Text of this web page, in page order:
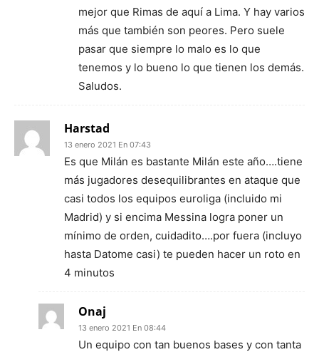
mejor que Rimas de aquí a Lima. Y hay varios
más que también son peores. Pero suele
pasar que siempre lo malo es lo que
tenemos y lo bueno lo que tienen los demás.
Saludos.
Harstad
13 enero 2021 En 07:43
Es que Milán es bastante Milán este año….tiene
más jugadores desequilibrantes en ataque que
casi todos los equipos euroliga (incluido mi
Madrid) y si encima Messina logra poner un
mínimo de orden, cuidadito….por fuera (incluyo
hasta Datome casi) te pueden hacer un roto en
4 minutos
Onaj
13 enero 2021 En 08:44
Un equipo con tan buenos bases y con tanta